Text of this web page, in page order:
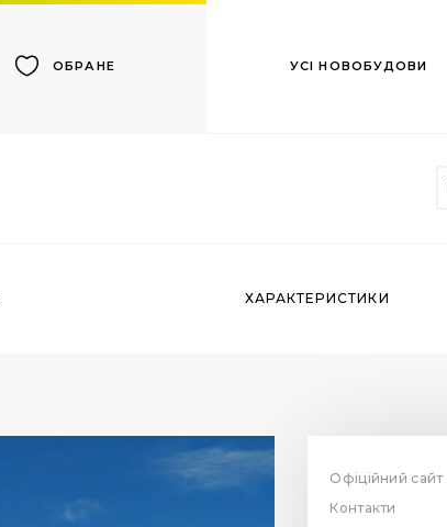
ОБРАНЕ УСІ НОВОБУДОВИ
ХАРАКТЕРИСТИКИ
Офіційний сайт
Контакти